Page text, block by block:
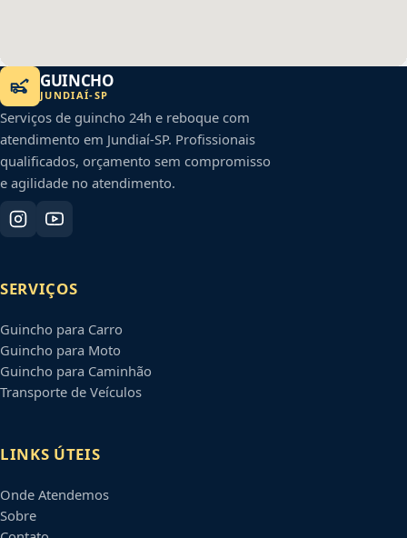
GUINCHO
JUNDIAÍ-SP
Serviços de guincho 24h e reboque com
atendimento em Jundiaí-SP. Profissionais
qualificados, orçamento sem compromisso
e agilidade no atendimento.
SERVIÇOS
Guincho para Carro
Guincho para Moto
Guincho para Caminhão
Transporte de Veículos
LINKS ÚTEIS
Onde Atendemos
Sobre